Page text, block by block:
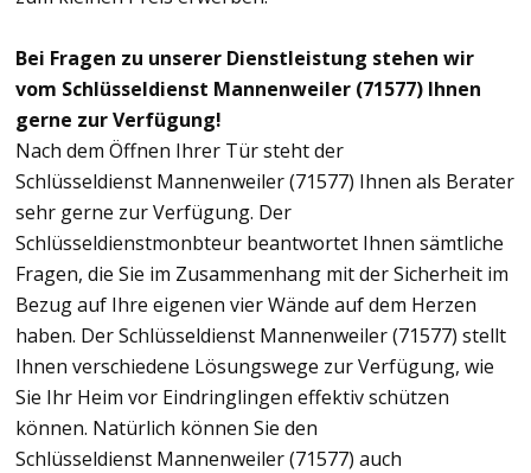
Bei Fragen zu unserer Dienstleistung stehen wir
vom Schlüsseldienst Mannenweiler (71577) Ihnen
gerne zur Verfügung!
Nach dem Öffnen Ihrer Tür steht der
Schlüsseldienst Mannenweiler (71577) Ihnen als Berater
sehr gerne zur Verfügung. Der
Schlüsseldienstmonbteur beantwortet Ihnen sämtliche
Fragen, die Sie im Zusammenhang mit der Sicherheit im
Bezug auf Ihre eigenen vier Wände auf dem Herzen
haben. Der Schlüsseldienst Mannenweiler (71577) stellt
Ihnen verschiedene Lösungswege zur Verfügung, wie
Sie Ihr Heim vor Eindringlingen effektiv schützen
können. Natürlich können Sie den
Schlüsseldienst Mannenweiler (71577) auch